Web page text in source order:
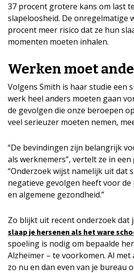
37 procent grotere kans om last
slapeloosheid. De onregelmatige
procent meer risico dat ze hun
momenten moeten inhalen.
Werken moet
Volgens Smith is haar studie een
werk heel anders moeten gaan
de gevolgen die onze beroepen
veel serieuzer moeten nemen,
“De bevindingen zijn belangrijk
als werknemers”, vertelt ze in een
“Onderzoek wijst namelijk uit dat
negatieve gevolgen heeft voor
en algemene gezondheid.”
Zo blijkt uit recent onderzoek dat
slaap je hersenen als het ware
spoeling is nodig om bepaalde
Alzheimer – te voorkomen. Al
zo nu en dan even van je bureau